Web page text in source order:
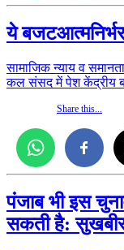
ये
सामाजिक न्याय व
कल संसद में पेश केंद्रीय
Share this...
पंजाब भी इस
सकती है: